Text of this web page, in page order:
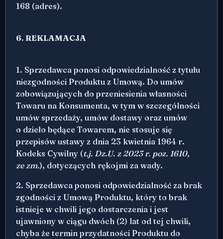
168 (adres).
6. REKLAMACJA
1. Sprzedawca ponosi odpowiedzialność z tytułu
niezgodności Produktu z Umową. Do umów
zobowiązujących do przeniesienia własności
Towaru na Konsumenta, w tym w szczególności
umów sprzedaży, umów dostawy oraz umów
o dzieło będące Towarem, nie stosuje się
przepisów ustawy z dnia 23 kwietnia 1964 r.
Kodeks Cywilny (t.j. Dz.U. z 2023 r. poz. 1610,
ze zm.), dotyczących rękojmi za wady.
2. Sprzedawca ponosi odpowiedzialność za brak
zgodności z Umową Produktu, który to brak
istnieje w chwili jego dostarczenia i jest
ujawniony w ciągu dwóch (2) lat od tej chwili,
chyba że termin przydatności Produktu do